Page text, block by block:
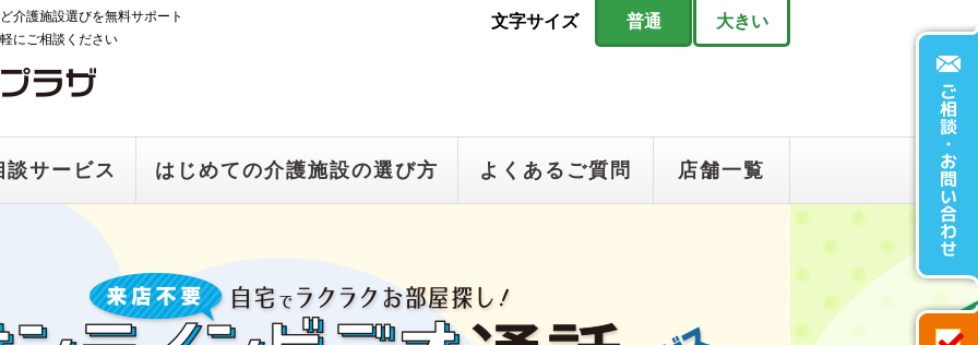
介護施設選びを無料サポート
にご相談ください
文字サイズ 普通 大きい
談サービス はじめての介護施設の選び方 よくあるご質問 店舗一覧